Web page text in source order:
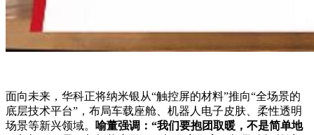
面向未来，华科正将纳米银从“触控屏的材料”推向“全场景的
底层技术平台”，布局车载座舱、机器人电子皮肤、柔性透明
场景等新兴领域。
喻董强调：“我们要抱团取暖，不是简单地